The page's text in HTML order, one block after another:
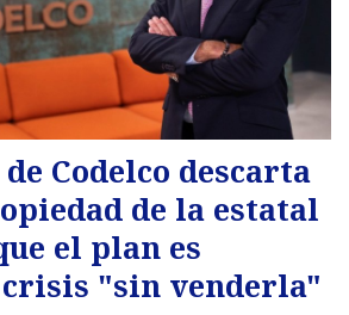
Codelco descarta
de la estatal
el plan es
"sin venderla"